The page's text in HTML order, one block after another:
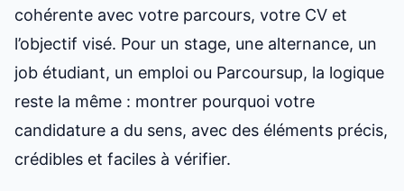
cohérente avec votre parcours, votre CV et
l’objectif visé. Pour un stage, une alternance, un
job étudiant, un emploi ou Parcoursup, la logique
reste la même : montrer pourquoi votre
candidature a du sens, avec des éléments précis,
crédibles et faciles à vérifier.